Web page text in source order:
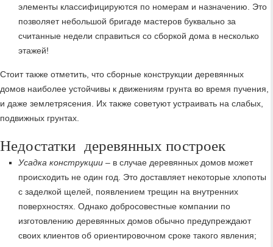
элементы классифицируются по номерам и назначению. Это
позволяет небольшой бригаде мастеров буквально за
считанные недели справиться со сборкой дома в несколько
этажей!
Стоит также отметить, что сборные конструкции деревянных
домов наиболее устойчивы к движениям грунта во время пучения,
и даже землетрясения. Их также советуют устраивать на слабых,
подвижных грунтах.
Недостатки деревянных построек
Усадка конструкции – в случае деревянных домов может
происходить не один год. Это доставляет некоторые хлопоты
с заделкой щелей, появлением трещин на внутренних
поверхностях. Однако добросовестные компании по
изготовлению деревянных домов обычно предупреждают
своих клиентов об ориентировочном сроке такого явления;